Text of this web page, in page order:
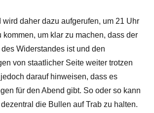
wird daher dazu aufgerufen, um 21 Uhr
kommen, um klar zu machen, dass der
Widerstandes ist und den
von staatlicher Seite weiter trotzen
darauf hinweisen, dass es
für den Abend gibt. So oder so kann
die Bullen auf Trab zu halten.